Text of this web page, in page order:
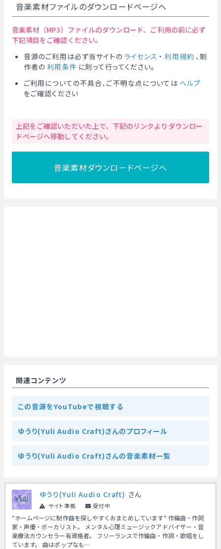
音楽素材ファイルのダウンロードページへ
音楽素材（MP3）ファイルのダウンロード、ご利用の前に必ず
下記項目をご確認ください。
音源のご利用は必ず当サイトの ライセンス ・ 利用規約 、制
作者の 利用条件 に則って行ってください。
ご利用についての不具合、ご不明な点については ヘルプ
をご確認ください
上記をご確認いただいた上で、下記のリンクよりダウンロー
ドページへ移動してください。
音楽素材ダウンロードページへ
関連コンテンツ
この音源をYouTubeで視聴する
ゆうり(Yuli Audio Craft)さんのプロフィール
ゆうり(Yuli Audio Craft)さんの音楽素材一覧
ゆうり(Yuli Audio Craft) さん
サイト準拠 受付中
*ホームページに制作曲を探しやすくおまとめしています* 作編曲・作詞
家・声優・ボーカリスト。 メンタル心理ミュージックアドバイザー・音
楽療法カウンセラー有資格者。 フリーランスで作編曲・作詞・歌唱をし
ています。 曲はポップなも…